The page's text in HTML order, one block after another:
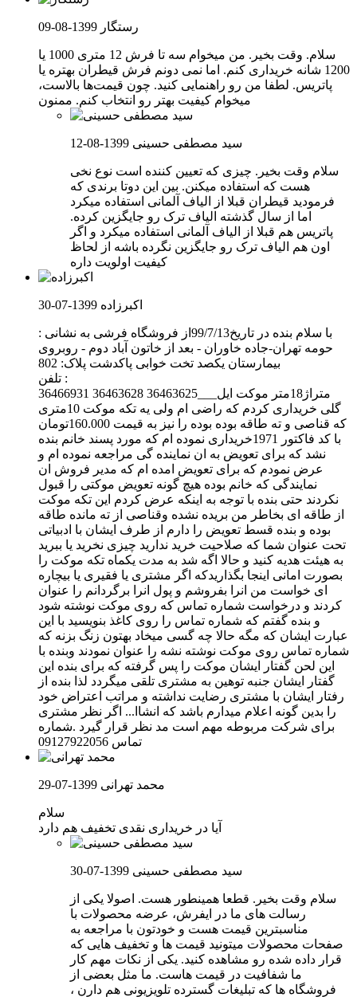
رستگار 1399-08-09
سلام. وقت بخیر. من میخوام سه تا فرش 12 متری 1000 یا
1200 شانه خریداری کنم. اما نمی دونم فرش قیطران بهتره یا
پاتریس. لطفا من رو راهنمایی کنید. چون قیمت‌ها بالاست،
میخوام کیفیت بهتر رو انتخاب کنم. ممنون
سید مصطفی حسینی 1399-08-12
سلام وقت بخیر. چیزی که تعیین کننده است نوع نخی
هست که استفاده میکنن. بین این دوتا برندی که
فرمودید قیطران قبلا از الیاف آلمانی استفاده میکرد
اما از سال گذشته الیاف ترک رو جایگزین کرده.
پاتریس هم قبلا از الیاف آلمانی استفاده میکرد و اگر
اون هم الیاف ترک رو جایگزین نگرده باشه از لحاظ
کیفیت اولویت داره
اکبرزاده 1399-07-30
با سلام بنده در تاریخ99/7/13از فروشگاه فرشی به نشانى :
حومه تهران-جاده خاوران - بعد از خاتون آباد دوم - روبروی
بیمارستان یکصد تخت خوابی پاکدشت پلاک: 802
تلفن :
36466931 36463628 36463625___متراژ18متر موکت ایل
گلی خریداری کردم که راضی ام ولی یه تکه موکت 10متری
که قناصی و ته طاقه بوده بوده را نیز به قیمت 160.000تومان
با کد فاکتور 1971خریداری نموده ام که مورد پسند خانم بنده
نشد که برای تعویض به ان نماینده گی مراجعه نموده ام و
عرض نمودم که برای تعویض امده ام که مدیر فروش ان
نمایندگی که خانم بوده هیچ گونه تعویض موکتی را قبول
نکردند حتی بنده با توجه به اینکه عرض کردم این تکه موکت
از طاقه ای بخاطر من بریده نشده وقناصی از ته مانده طاقه
بوده و بنده قسط تعویض را دارم از طرف ایشان با ادبیاتی
تحت عنوان شما که صلاحیت خرید ندارید چیزی نخرید یا ببرید
به هیئت هدیه کنید و حالا اگه شد به مدت یکماه تکه موکت را
بصورت امانی اینجا بگذاریدکه اگر مشتری یا فقیری یا بیچاره
ای خواست من انرا بفروشم و پول انرا برگردانم را عنوان
کردند و درخواست شماره تماس که روی موکت نوشته شود
و بنده گفتم که شماره تماس را روی کاغذ بنویسید با این
عبارت ایشان که مگه حالا چه گسی میخاد بهتون زنگ بزنه که
شماره تماس روی موکت نوشته نشه را عنوان نمودند وبنده با
این لحن گفتار ایشان موکت را پس گرفته که برای بنده این
گفتار ایشان جنبه توهین به مشتری تلقی میگردد لذا بنده از
رفتار ایشان با مشتری رضایت نداشته و مراتب اعتراض خود
را بدین گونه اعلام میدارم باشد که انشاا... اگر نظر مشتری
برای شرکت مربوطه مهم است مد نظر قرار گیرد .شماره
تماس 09127922056
محمد تهرانی 1399-07-29
سلام
آیا در خریداری نقدی تخفیف هم دارد
سید مصطفی حسینی 1399-07-30
سلام وقت بخیر. قطعا همینطور هست. اصولا یکی از
رسالت های ما در ایفرش، عرضه محصولات با
مناسبترین قیمت هست و خودتون با مراجعه به
صفحات محصولات میتونید قیمت ها و تخفیف هایی که
قرار داده شده رو مشاهده کنید. یکی از نکات مهم کار
ما شفافیت در قیمت هاست. ما مثل بعضی از
فروشگاه ها که تبلیغات گسترده تلویزیونی هم دارن ،